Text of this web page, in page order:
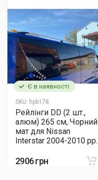
Є в наявності
SKU: hpb178
Рейлінги DD (2 шт.,
алюм) 265 см, Чорний
мат для Nissan
Interstar 2004-2010 рр.
2906 грн